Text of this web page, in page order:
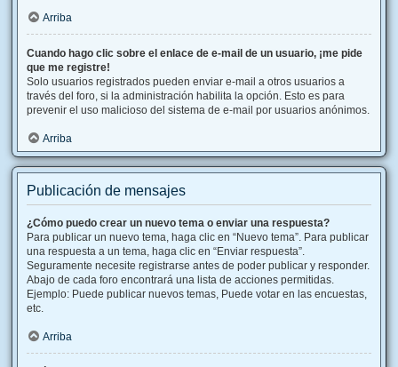
Arriba
Cuando hago clic sobre el enlace de e-mail de un usuario, ¡me pide
que me registre!
Solo usuarios registrados pueden enviar e-mail a otros usuarios a
través del foro, si la administración habilita la opción. Esto es para
prevenir el uso malicioso del sistema de e-mail por usuarios anónimos.
Arriba
Publicación de mensajes
¿Cómo puedo crear un nuevo tema o enviar una respuesta?
Para publicar un nuevo tema, haga clic en “Nuevo tema”. Para publicar
una respuesta a un tema, haga clic en “Enviar respuesta”.
Seguramente necesite registrarse antes de poder publicar y responder.
Abajo de cada foro encontrará una lista de acciones permitidas.
Ejemplo: Puede publicar nuevos temas, Puede votar en las encuestas,
etc.
Arriba